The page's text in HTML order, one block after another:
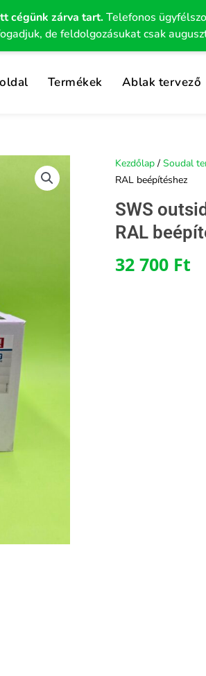
cégünk zárva tart.Telefonos
de feldolgozásukat csak
Termékek Ablak tervező
Kezdőlap / Soudal
RAL beépítéshez
SWS
RAL
32 700 Ft